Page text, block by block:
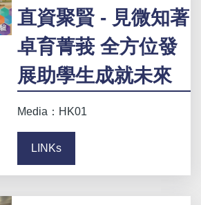
直資聚賢 - 見微知著
卓育菁莪 全方位發
展助學生成就未來
Media：HK01
LINKs